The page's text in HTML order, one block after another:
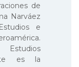
de
Narváez
e
es la